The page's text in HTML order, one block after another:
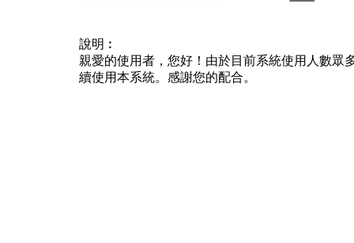
說明︰
親愛的使用者，您好！由於目前系統使用人數眾
續使用本系統。感謝您的配合。